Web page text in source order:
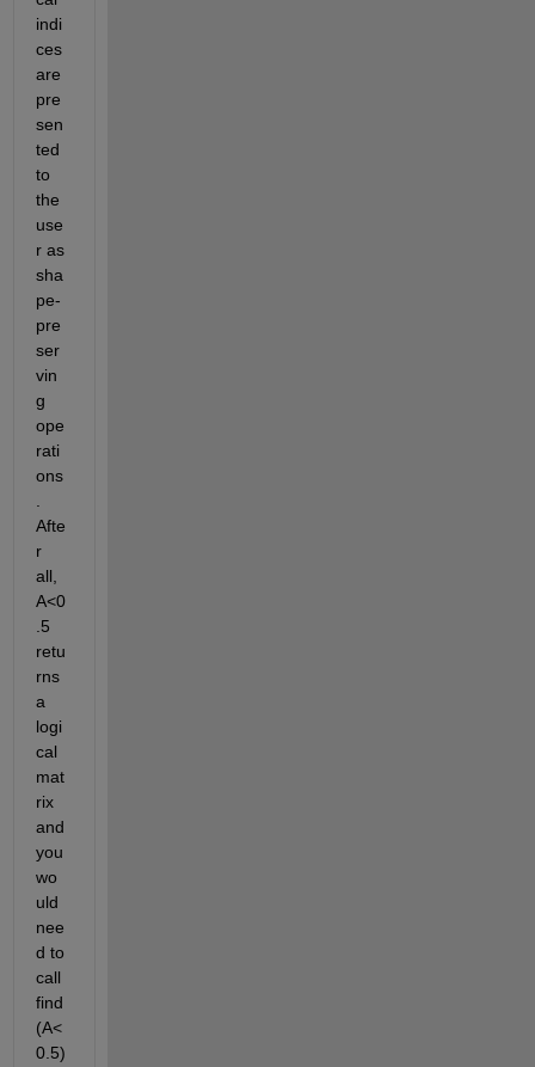
indi
ces
are
pre
sen
ted
to
the
use
r as
sha
pe-
pre
ser
vin
g
ope
rati
ons
Afte
r
all,
A<0
.5
retu
rns
a
logi
cal
mat
rix
and
you
wo
uld
nee
d to
call
find
(A<
0.5)